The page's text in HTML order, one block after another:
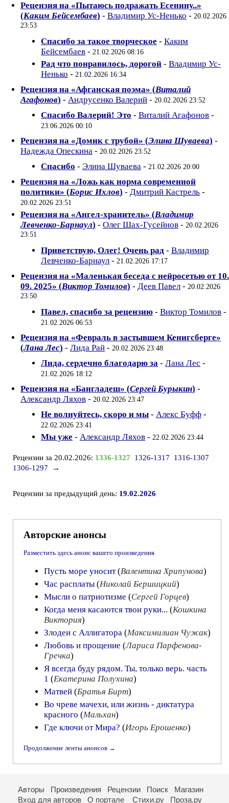
Рецензия на «Пытаюсь подражать Есенину..»
(Каким Бейсембаев) - Владимир Ус-Ненько - 20.02.2026
23:53
Спасибо за такое творческое - Каким
Бейсембаев - 21.02.2026 08:16
Рад что понравилось, дорогой - Владимир Ус-
Ненько - 21.02.2026 16:34
Рецензия на «Афганская поэма» (Виталий
Агафонов) - Андрусенко Валерий - 20.02.2026 23:52
Спасибо Валерий! Это - Виталий Агафонов -
23.06.2026 00:10
Рецензия на «Домик с трубой» (Элина Шуваева) -
Надежда Опескина - 20.02.2026 23:52
Спасибо - Элина Шуваева - 21.02.2026 20:00
Рецензия на «Ложь как норма современной
политики» (Борис Ихлов) - Дмитрий Кастрель -
20.02.2026 23:51
Рецензия на «Ангел-хранитель» (Владимир
Левченко-Барнаул) - Олег Шах-Гусейнов - 20.02.2026
23:51
Приветствую, Олег! Очень рад - Владимир
Левченко-Барнаул - 21.02.2026 17:17
Рецензия на «Маленькая беседа с нейросетью от 10.
09. 2025» (Виктор Томилов) - Деев Павел - 20.02.2026
23:50
Павел, спасибо за рецензию - Виктор Томилов -
21.02.2026 06:53
Рецензия на «Февраль в застывшем Кенигсберге»
(Лана Лес) - Лида Рай - 20.02.2026 23:48
Лида, сердечно благодарю за - Лана Лес -
21.02.2026 18:12
Рецензия на «Бангладеш» (Сергей Бурыкин) -
Александр Ляхов - 20.02.2026 23:47
Не волнуйтесь, скоро и мы - Алекс Буфф -
22.02.2026 23:41
Мы уже - Александр Ляхов - 22.02.2026 23:44
Рецензии за 20.02.2026: 1336-1327 1326-1317
1316-1307
1306-1297
→
Рецензии за предыдущий день: 19.02.2026
Авторские анонсы
Разместить здесь анонс вашего произведения
Пусть море уносит(Валентина Хрипунова)
Час расплаты (Николай Бершицкий)
Мысли о патриотизме (Сергей Горцев)
Когда меня касаются твои руки... (Кошкина
Виктория)
Злодеи с Аллигатора (Максимилиан Чужак)
Любовь и прощение (Лариса Парфенова-
Гречка)
Я всегда буду рядом. Ты, только верь. часть
1 (Екатерина Полухина)
Матвей (Братья Бирт)
Во чреве мачехи, или жизнь - диктатура
красного (Мальхан)
Где ключи от Мира? (Игорь Ерошенко)
Продолжение ленты анонсов →
Авторы Произведения Рецензии Поиск
Магазин
Вход для авторов
О портале Стихи.ру Проза.ру